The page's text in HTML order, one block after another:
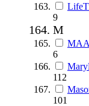
9
M
6
112
101